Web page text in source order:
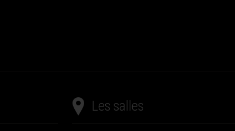
Les salles